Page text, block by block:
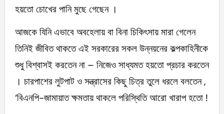
হয়তো চোখের পানি মুছে গেছেন ।
আজকে যিনি এভাবে অবহেলায় বা বিনা চিকিৎসায় মারা গেলেন
তিনিই জীবিত থাকতে এই সরকারের সকল উন্নয়নের কল্পকাহিনীকে
শুধু বিশ্বাসই করতেন না – নিজেও সাধ্যমত হয়তো প্রচার করতেন
। চারপাশের লুটপাট ও সন্ত্রাসের কিছু চিত্র তুলে ধরলে বলতেন ,
‘বিএনপি-জামায়াত ক্ষমতায় থাকলে পরিস্থিতি আরো খারাপ হতো !